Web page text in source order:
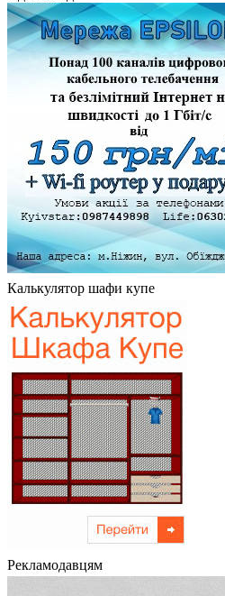
Калькулятор шафи купе
Рекламодавцям